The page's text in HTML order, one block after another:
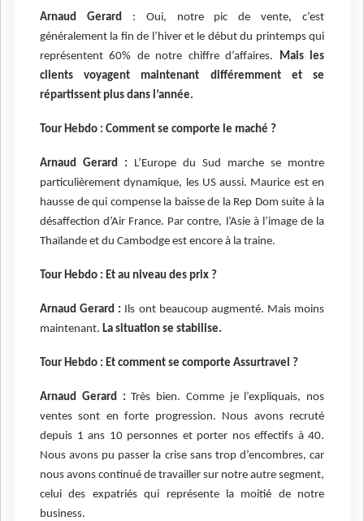
Arnaud Gerard: Oui, notre pic de vente, c’est
généralement la fin de l’hiver et le début du printemps qui
représentent 60% de notre chiffre d’affaires. Mais les
clients voyagent maintenant différemment et se
répartissent plus dans l’année.
Tour Hebdo : Comment se comporte le maché ?
Arnaud Gerard : L’Europe du Sud marche se montre
particulièrement dynamique, les US aussi. Maurice est en
hausse de qui compense la baisse de la Rep Dom suite à la
désaffection d’Air France. Par contre, l’Asie à l’image de la
Thaïlande et du Cambodge est encore à la traine.
Tour Hebdo : Et au niveau des prix ?
Arnaud Gerard : Ils ont beaucoup augmenté. Mais moins
maintenant. La situation se stabilise.
Tour Hebdo : Et comment se comporte Assurtravel ?
Arnaud Gerard :Très bien. Comme je l’expliquais, nos
ventes sont en forte progression. Nous avons recruté
depuis 1 ans 10 personnes et porter nos effectifs à 40.
Nous avons pu passer la crise sans trop d’encombres, car
nous avons continué de travailler sur notre autre segment,
celui des expatriés qui représente la moitié de notre
business.